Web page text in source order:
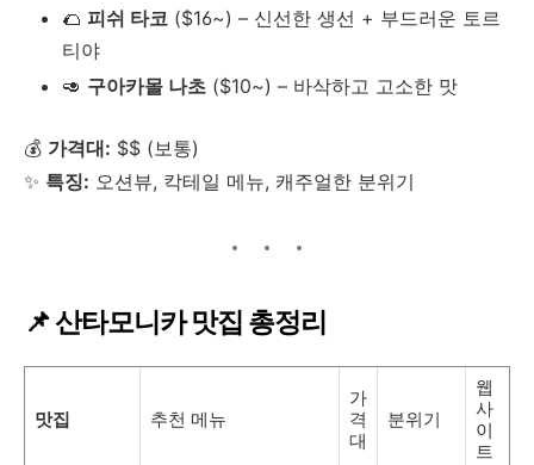
🌮 피쉬 타코 ($16~) – 신선한 생선 + 부드러운 토르
티야
🥑 구아카몰 나초 ($10~) – 바삭하고 고소한 맛
💰 가격대: $$ (보통)
✨ 특징: 오션뷰, 칵테일 메뉴, 캐주얼한 분위기
📌 산타모니카 맛집 총정리
맛집 추천 메뉴
가
격
대
분위기
웹
사
이
트